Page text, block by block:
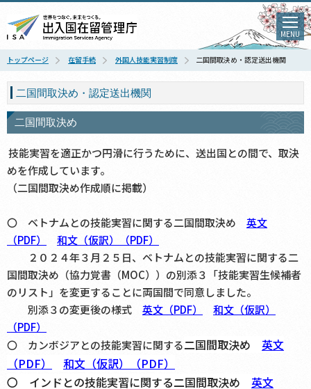
MENU
トップページ 在留手続 外国人技能実習制度 二国間取決め・認定送出機関
二国間取決め・認定送出機関
二国間取決め
技能実習を適正かつ円滑に行うために、送出国との間で、取決
めを作成しています。
（二国間取決め作成順に掲載）
〇 ベトナムとの技能実習に関する二国間取決め 英文
（PDF）
和文（仮訳）（PDF）
２０２４年３月２５日、ベトナムとの技能実習に関する二
国間取決め（協力覚書（MOC））の別添３「技能実習生候補者
のリスト」を変更することに両国間で同意しました。
別添３の変更後の様式 英文（PDF）
和文（仮訳）
（PDF）
〇 カンボジアとの技能実習に関する二国間取決め 英文
（PDF）
和文（仮訳）（PDF）
〇 インド との技能実習に関する二国間取決め 英文